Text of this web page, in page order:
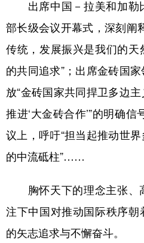
出席中国－拉美和加勒
部长级会议开幕式，深刻阐
传统，发展振兴是我们的天
的共同追求”；出席金砖国
放“金砖国家共同捍卫多边
推进‘大金砖合作’”的明确信
议上，呼吁“担当起推动世
的中流砥柱”……
胸怀天下的理念主张、
注下中国对推动国际秩序朝
的矢志追求与不懈奋斗。